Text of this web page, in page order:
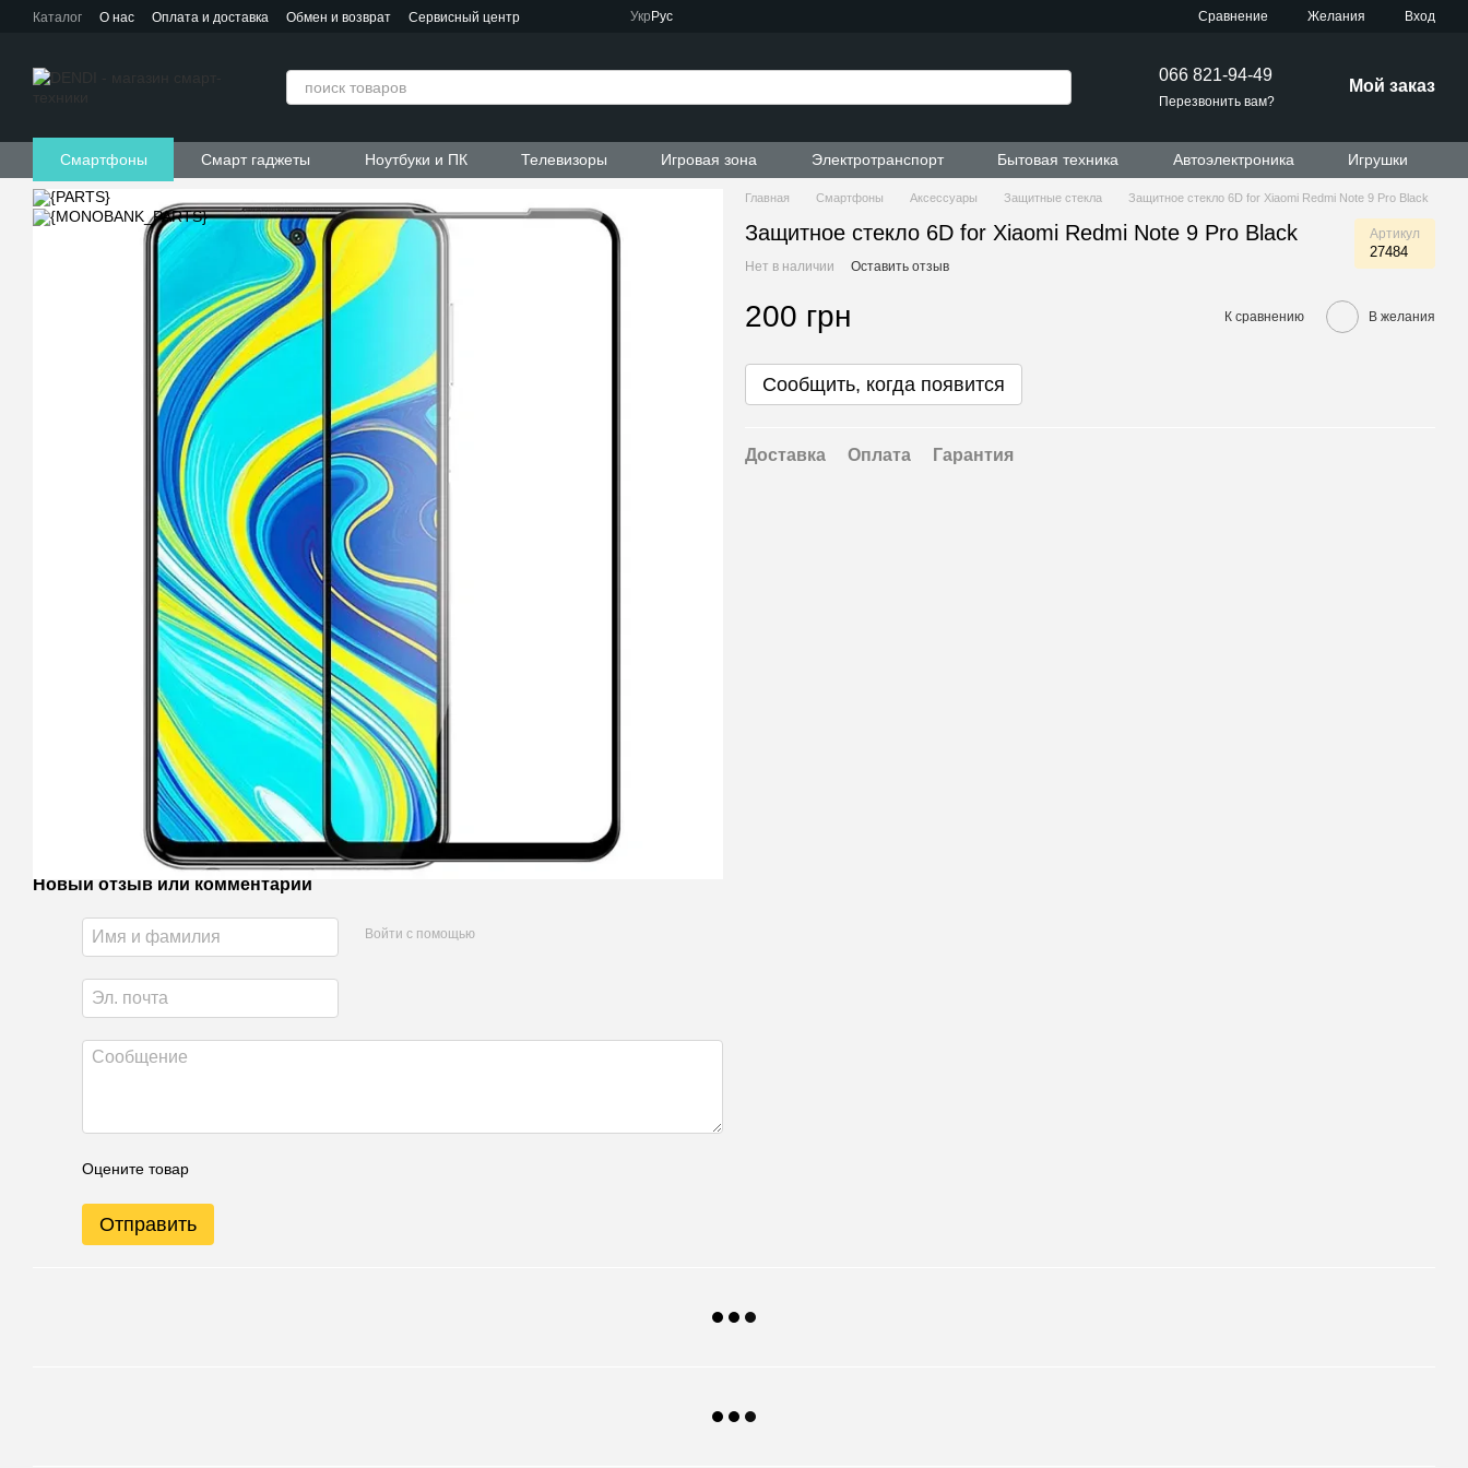
Перейти к основному контенту
Каталог О нас Оплата и доставка Обмен и возврат
Сервисный центр
Укр Рус Сравнение Желания Вход
066 821-94-49
Перезвонить вам?
Мой заказ
Смартфоны Смарт гаджеты Ноутбуки и ПК Телевизоры Игровая зона Электротранспорт Бытовая техника Автоэлектроника Игрушки
Новый отзыв или комментарий
Войти с помощью
Оцените товар
Отправить
Главная Смартфоны Аксессуары Защитные стекла Защитное стекло 6D for Xiaomi Redmi Note 9 Pro Black
Защитное стекло 6D for Xiaomi Redmi Note 9 Pro Black Артикул
27484
Нет в наличии Оставить отзыв
200 грн К сравнению В желания
Сообщить, когда появится
Доставка Оплата Гарантия